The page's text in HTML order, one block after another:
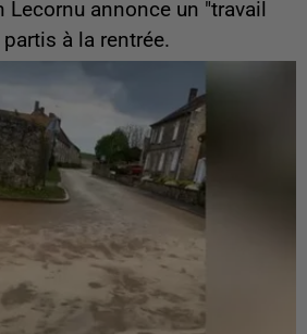
Lecornu annonce un "travail
à la rentrée.